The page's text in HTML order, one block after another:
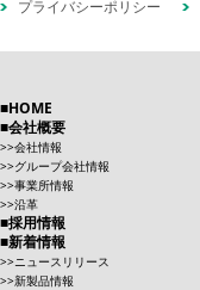
プライバシーポリシー
HOME
会社概要
会社情報
グループ会社情報
事業所情報
沿革
採用情報
新着情報
ニュースリリース
新製品情報